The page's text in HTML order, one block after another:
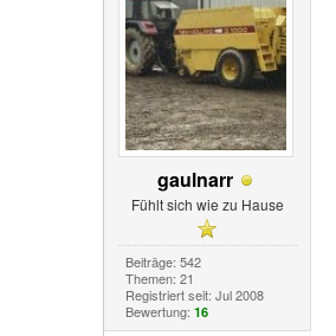
gaulnarr
Fühlt sich wie zu Hause
Beiträge: 542
Themen: 21
Registriert seit: Jul 2008
Bewertung: 16